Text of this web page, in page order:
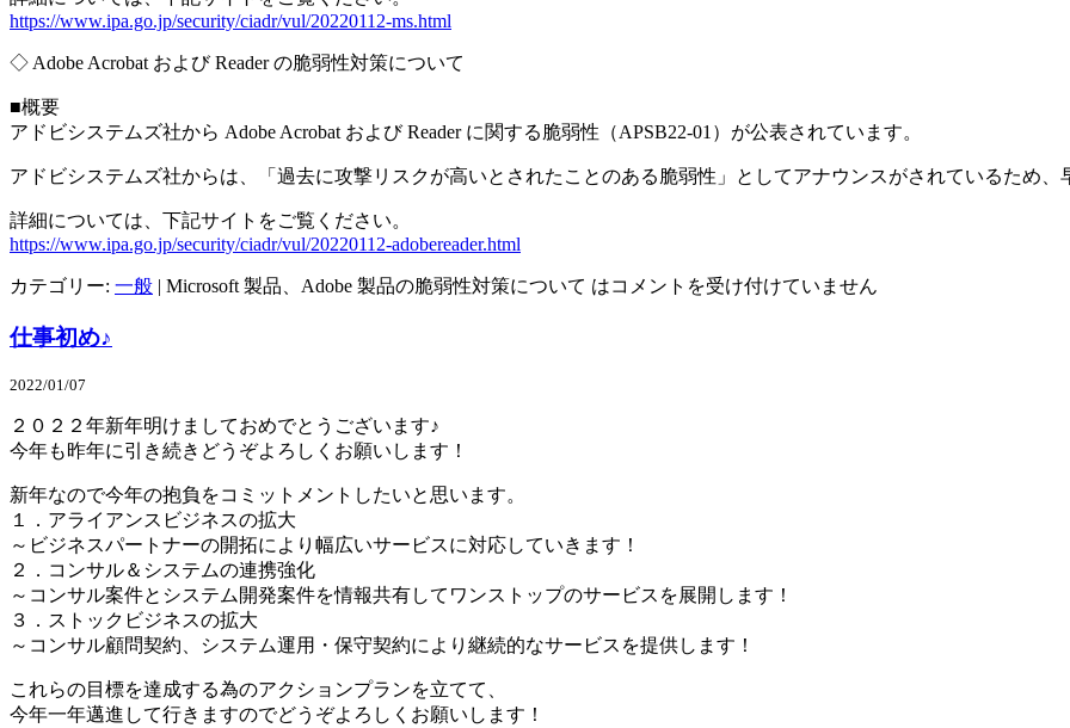
https://www.ipa.go.jp/security/ciadr/vul/20220112-ms.html
◇ Adobe Acrobat および Reader の脆弱性対策について
■概要
アドビシステムズ社から Adobe Acrobat および Reader に関する脆弱性（APSB22-01）が公表されています。
アドビシステムズ社からは、「過去に攻撃リスクが高いとされたことのある脆弱性」としてアナウンスがされているため、
詳細については、下記サイトをご覧ください。
https://www.ipa.go.jp/security/ciadr/vul/20220112-adobereader.html
カテゴリー: 一般 | Microsoft 製品、Adobe 製品の脆弱性対策について はコメントを受け付けていません
仕事初め♪
2022/01/07
２０２２年新年明けましておめでとうございます♪
今年も昨年に引き続きどうぞよろしくお願いします！
新年なので今年の抱負をコミットメントしたいと思います。
１．アライアンスビジネスの拡大
～ビジネスパートナーの開拓により幅広いサービスに対応していきます！
２．コンサル＆システムの連携強化
～コンサル案件とシステム開発案件を情報共有してワンストップのサービスを展開します！
３．ストックビジネスの拡大
～コンサル顧問契約、システム運用・保守契約により継続的なサービスを提供します！
これらの目標を達成する為のアクションプランを立てて、
今年一年邁進して行きますのでどうぞよろしくお願いします！